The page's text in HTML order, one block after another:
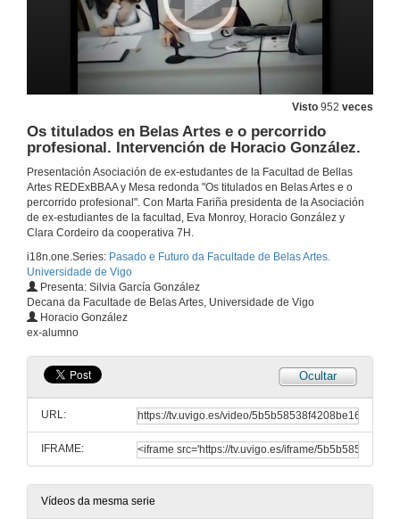
Visto 952 veces
Os titulados en Belas Artes e o percorrido
profesional. Intervención de Horacio González.
Presentación Asociación de ex-estudantes de la Facultad de Bellas
Artes REDExBBAA y Mesa redonda "Os titulados en Belas Artes e o
percorrido profesional". Con Marta Fariña presidenta de la Asociación
de ex-estudiantes de la facultad, Eva Monroy, Horacio González y
Clara Cordeiro da cooperativa 7H.
i18n.one.Series: Pasado e Futuro da Facultade de Belas Artes.
Universidade de Vigo
Presenta: Silvia García González
Decana da Facultade de Belas Artes, Universidade de Vigo
Horacio González
ex-alumno
Ocultar
URL:
IFRAME:
Vídeos da mesma serie
30 de out. de 2015
Pasado e futuro da Facultade. Intervención de Ignacio Barcía.
30 de out. de 2015
Os titulados en Belas Artes e o percorrido profesional. Apertura.
30 de out. de 2015
Os titulados en Belas Artes e o percorrido profesional. Intervención de Marta Fariña.